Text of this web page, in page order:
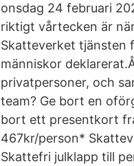
onsdag 24 februari
riktigt vårtecken är
Skatteverket tjänsten
människor
privatpersoner, och
team? Ge bort en
bort ett presentkort
467kr/person*
Skattefri julklapp till